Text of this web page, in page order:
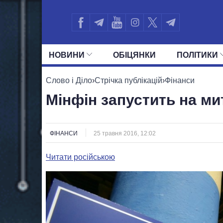
НОВИНИ ОБIЦЯНКИ ПОЛIТИКИ
УСІ ПОЛІТИКИ ПРЕЗИДЕНТ І ОФІС
Слово і Діло›Стрічка публікацій›Фінанси
Мінфін запустить на
ФІНАНСИ 25 травня 2016, 12:02
Читати російською